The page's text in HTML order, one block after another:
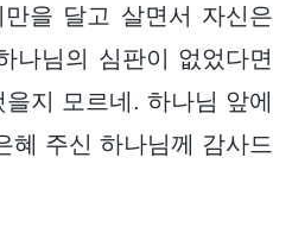
을 달고 살면서 자신은
나님의 심판이 없었다면
지 모르네. 하나님 앞에
혜 주신 하나님께 감사드